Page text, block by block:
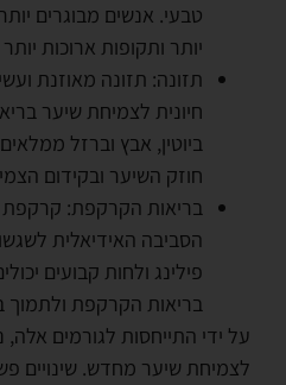
טבעי. אנשים מבוגרים
יותר ותקופות ארוכות
תזונה: תזונה מאוזנת
חיונית לצמיחת שיער
ביוטין, אבץ וברזל
חוזק השיער ובקידום
בריאות הקרקפת:
הסביבה האידיאלית
פילינג ולחות קבועים
בריאות הקרקפת
על ידי התייחסות לגורמים אלה,
לצמיחת שיער מחדש. שינויים